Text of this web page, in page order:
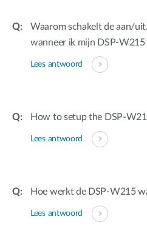
Waarom schakelt de aan/
wanneer ik mijn DSP-W215
Lees antwoord
How to setup the DSP-
Lees antwoord
Hoe werkt de DSP-W215
Lees antwoord